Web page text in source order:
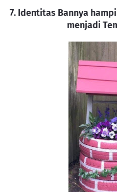
7. Identitas Bannya
menjadi